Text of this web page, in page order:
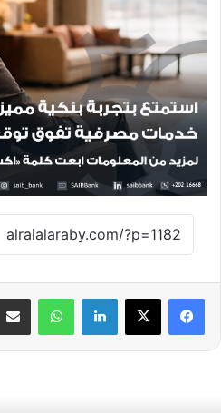
لينكدإن واتساب